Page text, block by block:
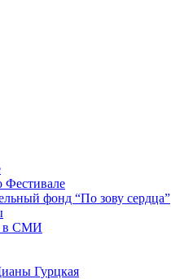
Фестивале
фонд “По зову сердца”
в СМИ
Гурцкая